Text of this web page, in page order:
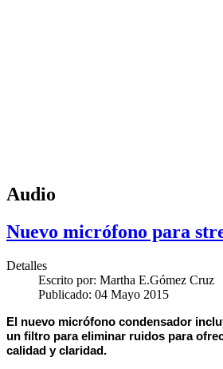
Audio
Nuevo micrófono para
Detalles
Escrito por: Martha E.Gómez Cruz
Publicado: 04 Mayo 2015
El nuevo micrófono condensador
un filtro para eliminar ruidos para
calidad y claridad.